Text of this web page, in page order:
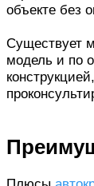
объекте без
Существует
модель и по